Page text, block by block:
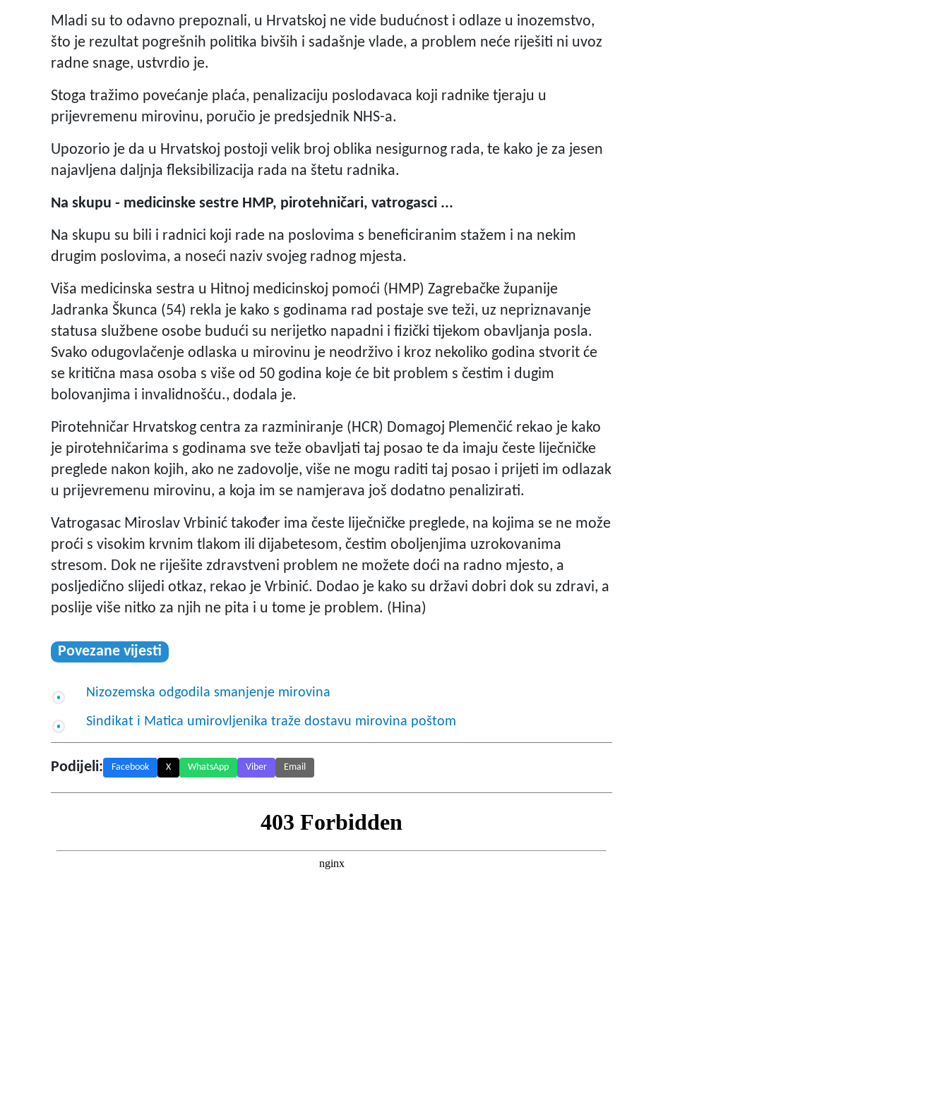
Mladi su to odavno prepoznali, u Hrvatskoj ne vide budućnost i odlaze u inozemstvo,
što je rezultat pogrešnih politika bivših i sadašnje vlade, a problem neće riješiti ni uvoz
radne snage, ustvrdio je.
Stoga tražimo povećanje plaća, penalizaciju poslodavaca koji radnike tjeraju u
prijevremenu mirovinu, poručio je predsjednik NHS-a.
Upozorio je da u Hrvatskoj postoji velik broj oblika nesigurnog rada, te kako je za jesen
najavljena daljnja fleksibilizacija rada na štetu radnika.
Na skupu - medicinske sestre HMP, pirotehničari, vatrogasci ...
Na skupu su bili i radnici koji rade na poslovima s beneficiranim stažem i na nekim
drugim poslovima, a noseći naziv svojeg radnog mjesta.
Viša medicinska sestra u Hitnoj medicinskoj pomoći (HMP) Zagrebačke županije
Jadranka Škunca (54) rekla je kako s godinama rad postaje sve teži, uz nepriznavanje
statusa službene osobe budući su nerijetko napadni i fizički tijekom obavljanja posla.
Svako odugovlačenje odlaska u mirovinu je neodrživo i kroz nekoliko godina stvorit će
se kritična masa osoba s više od 50 godina koje će bit problem s čestim i dugim
bolovanjima i invalidnošću., dodala je.
Pirotehničar Hrvatskog centra za razminiranje (HCR) Domagoj Plemenčić rekao je kako
je pirotehničarima s godinama sve teže obavljati taj posao te da imaju česte liječničke
preglede nakon kojih, ako ne zadovolje, više ne mogu raditi taj posao i prijeti im odlazak
u prijevremenu mirovinu, a koja im se namjerava još dodatno penalizirati.
Vatrogasac Miroslav Vrbinić također ima česte liječničke preglede, na kojima se ne može
proći s visokim krvnim tlakom ili dijabetesom, čestim oboljenjima uzrokovanima
stresom. Dok ne riješite zdravstveni problem ne možete doći na radno mjesto, a
posljedično slijedi otkaz, rekao je Vrbinić. Dodao je kako su državi dobri dok su zdravi, a
poslije više nitko za njih ne pita i u tome je problem. (Hina)
Povezane vijesti
Nizozemska odgodila smanjenje mirovina
Sindikat i Matica umirovljenika traže dostavu mirovina poštom
Podijeli: Facebook X WhatsApp Viber Email